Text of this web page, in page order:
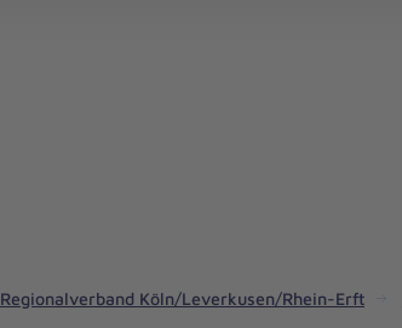
Regionalverband Köln/Leverkusen/Rhein-Erft